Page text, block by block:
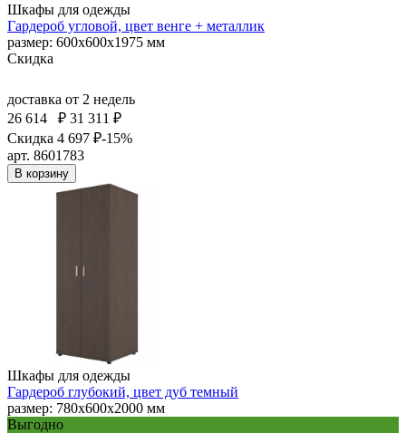
Шкафы для одежды
Гардероб угловой, цвет венге + металлик
размер: 600х600х1975 мм
Скидка
доставка от 2 недель
26 614
₽ 31 311 ₽
Скидка 4 697 ₽-15%
арт. 8601783
В корзину
Шкафы для одежды
Гардероб глубокий, цвет дуб темный
размер: 780x600x2000 мм
Выгодно